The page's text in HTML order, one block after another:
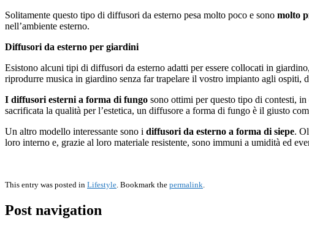
Solitamente questo tipo di diffusori da esterno pesa molto poco e sono molto
nell’ambiente esterno.
Diffusori da esterno per giardini
Esistono alcuni tipi di diffusori da esterno adatti per essere collocati in
riprodurre musica in giardino senza far trapelare il vostro impianto agli ospiti,
I diffusori esterni a forma di fungo sono ottimi per questo tipo di contesti,
sacrificata la qualità per l’estetica, un diffusore a forma di fungo è il giusto
Un altro modello interessante sono i diffusori da esterno a forma di siepe.
loro interno e, grazie al loro materiale resistente, sono immuni a umidità ed
This entry was posted in Lifestyle . Bookmark the permalink
Post navigation